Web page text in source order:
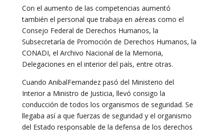
Con el aumento de las competencias aumentó
también el personal que trabaja en aéreas como el
Consejo Federal de Derechos Humanos, la
Subsecretaría de Promoción de Derechos Humanos, la
CONADI, el Archivo Nacional de la Memoria,
Delegaciones en el interior del país, entre otras.
Cuando AnibalFernandez pasó del Ministerio del
Interior a Ministro de Justicia, llevó consigo la
conducción de todos los organismos de seguridad. Se
llegaba así a que fuerzas de seguridad y el organismo
del Estado responsable de la defensa de los derechos